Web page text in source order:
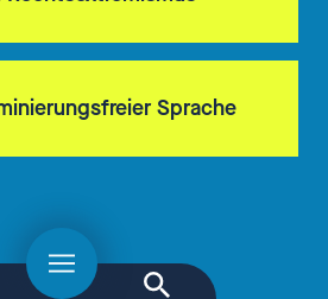
Sprache